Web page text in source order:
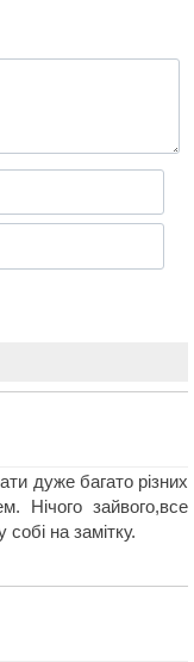
дуже багато різних
Нічого зайвого,все
на замітку.